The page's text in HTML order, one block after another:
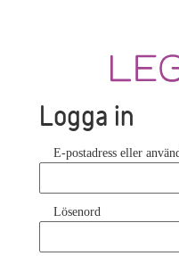
Logga in
E-postadress eller
Lösenord